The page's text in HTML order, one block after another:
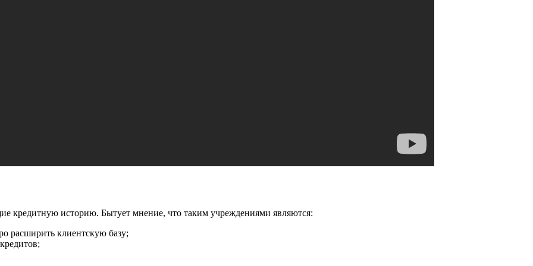
кредитную историю. Бытует мнение, что таким учреждениями являются:
расширить клиентскую базу;